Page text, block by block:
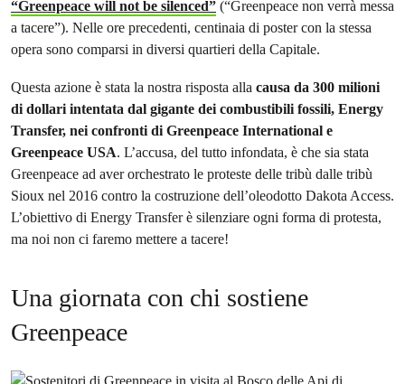
“Greenpeace will not be silenced” (“Greenpeace non verrà messa
a tacere”). Nelle ore precedenti, centinaia di poster con la stessa
opera sono comparsi in diversi quartieri della Capitale.
Questa azione è stata la nostra risposta alla causa da 300 milioni
di dollari intentata dal gigante dei combustibili fossili, Energy
Transfer, nei confronti di Greenpeace International e
Greenpeace USA. L’accusa, del tutto infondata, è che sia stata
Greenpeace ad aver orchestrato le proteste delle tribù dalle tribù
Sioux nel 2016 contro la costruzione dell’oleodotto Dakota Access.
L’obiettivo di Energy Transfer è silenziare ogni forma di protesta,
ma noi non ci faremo mettere a tacere!
Una giornata con chi sostiene
Greenpeace